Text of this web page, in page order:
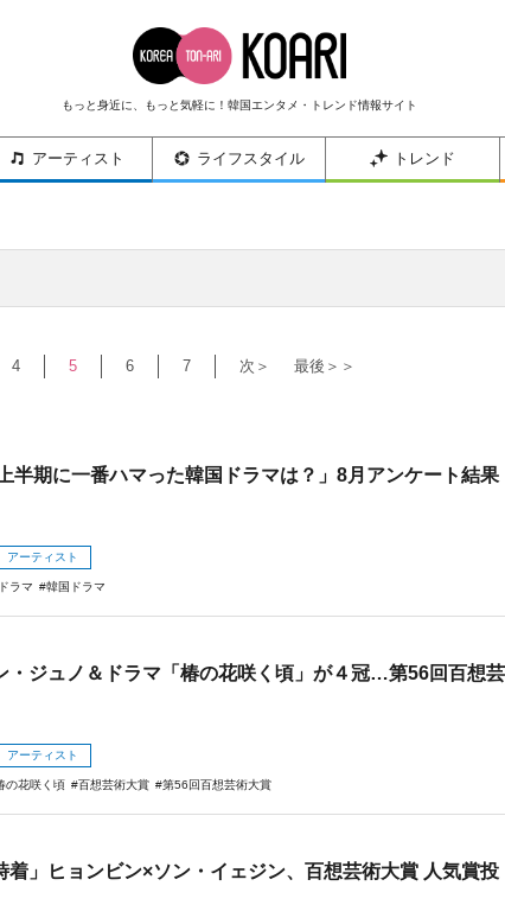
もっと身近に、もっと気軽に！韓国エンタメ・トレンド情報サイト
アーティスト ライフスタイル トレンド
4 5 6 7 次＞ 最後＞＞
半期に一番ハマった韓国ドラマは？」8月アンケート結果
アーティスト
ラマ 韓国ドラマ
・ジュノ＆ドラマ「椿の花咲く頃」が４冠…第56回百想芸
アーティスト
の花咲く頃 百想芸術大賞 第56回百想芸術大賞
着」ヒョンビン×ソン・イェジン、百想芸術大賞 人気賞投